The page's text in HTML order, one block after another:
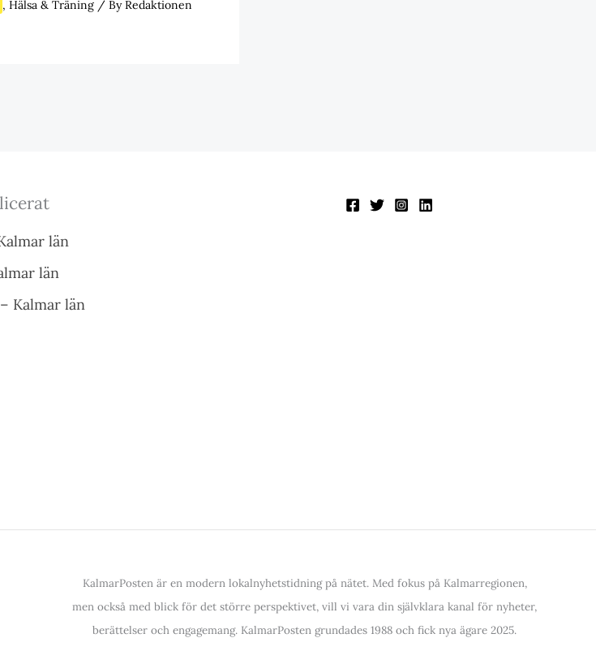
, Hälsa & Träning/ ByRedaktionen
län
län
Kalmar län
KalmarPosten är en modern lokalnyhetstidning på nätet. Med fokus på Kalmarregionen,
men också med blick för det större perspektivet, vill vi vara din självklara kanal för nyheter,
berättelser och engagemang. KalmarPosten grundades 1988 och fick nya ägare 2025.